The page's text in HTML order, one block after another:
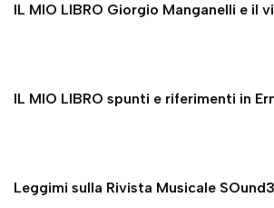
IL MIO LIBRO Giorgio Manganelli e il
IL MIO LIBRO spunti e riferimenti in
Leggimi sulla Rivista Musicale